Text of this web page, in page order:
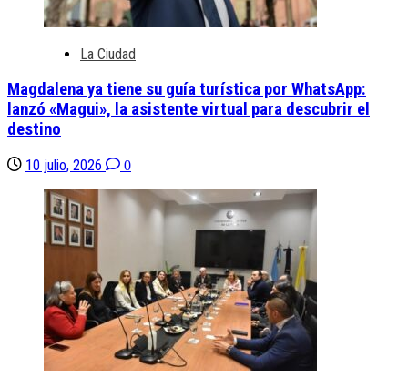
La Ciudad
Magdalena ya tiene su guía turística por WhatsApp:
lanzó «Magui», la asistente virtual para descubrir el
destino
10 julio, 2026 0